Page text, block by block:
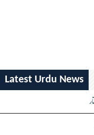
Latest Urdu News